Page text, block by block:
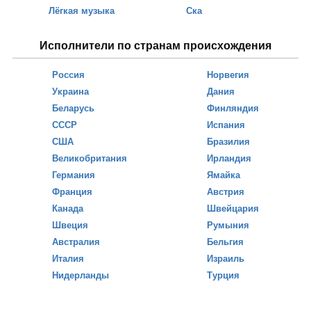
Лёгкая музыка
Ска
Исполнители по странам происхождения
Россия
Украина
Беларусь
СССР
США
Великобритания
Германия
Франция
Канада
Швеция
Австралия
Италия
Нидерланды
Норвегия
Дания
Финляндия
Испания
Бразилия
Ирландия
Ямайка
Австрия
Швейцария
Румыния
Бельгия
Израиль
Турция